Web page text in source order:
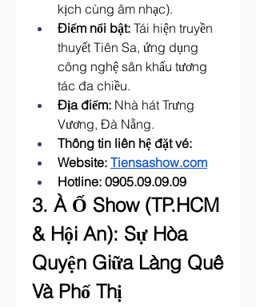
kịch cùng âm nhạc).
Điểm nổi bật: Tái hiện truyền
thuyết Tiên Sa, ứng dụng
công nghệ sân khấu tương
tác đa chiều.
Địa điểm: Nhà hát Trưng
Vương, Đà Nẵng.
Thông tin liên hệ đặt vé:
Website: Tiensashow.com
Hotline: 0905.09.09.09
3. À Ố Show (TP.HCM
& Hội An): Sự Hòa
Quyện Giữa Làng Quê
Và Phố Thị